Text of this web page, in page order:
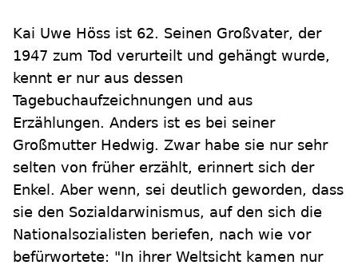
Kai Uwe Höss ist 62. Seinen Großvater, der
1947 zum Tod verurteilt und gehängt wurde,
kennt er nur aus dessen
Tagebuchaufzeichnungen und aus
Erzählungen. Anders ist es bei seiner
Großmutter Hedwig. Zwar habe sie nur sehr
selten von früher erzählt, erinnert sich der
Enkel. Aber wenn, sei deutlich geworden, dass
sie den Sozialdarwinismus, auf den sich die
Nationalsozialisten beriefen, nach wie vor
befürwortete: "In ihrer Weltsicht kamen nur